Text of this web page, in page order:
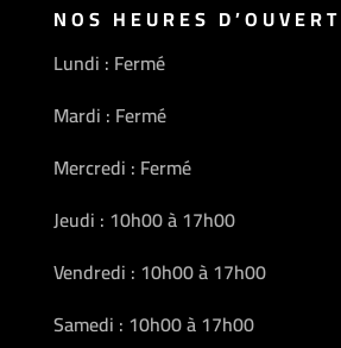
NOS HEURES
Lundi : Fermé
Mardi : Fermé
Mercredi : Fermé
Jeudi : 10h00 à 17h00
Vendredi : 10h00 à 17h00
Samedi : 10h00 à 17h00